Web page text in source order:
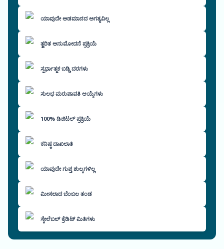
ಯಾವುದೇ ಅಡಮಾನದ ಅಗತ್ಯವಿಲ್ಲ
ತ್ವರಿತ ಅನುಮೋದನೆ ಪ್ರಕ್ರಿಯೆ
ಸ್ಪರ್ಧಾತ್ಮಕ ಬಡ್ಡಿ ದರಗಳು
ಸುಲಭ ಮರುಪಾವತಿ ಆಯ್ಕೆಗಳು
100% ಡಿಜಿಟಲ್ ಪ್ರಕ್ರಿಯೆ
ಕನಿಷ್ಠ ದಾಖಲಾತಿ
ಯಾವುದೇ ಗುಪ್ತ ಶುಲ್ಕಗಳಿಲ್ಲ
ಮೀಸಲಾದ ಬೆಂಬಲ ತಂಡ
ಸ್ಕೇಲೆಬಲ್ ಕ್ರೆಡಿಟ್ ಮಿತಿಗಳು